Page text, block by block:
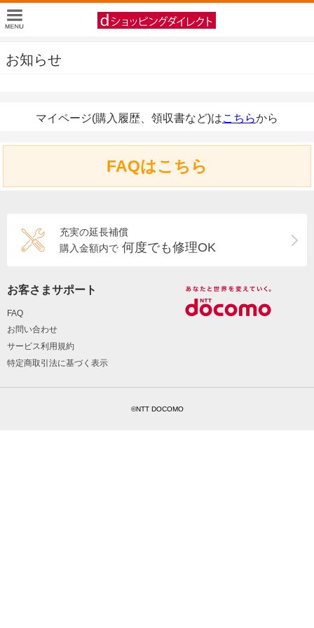
お知らせ
マイページ(購入履歴、領収書など)はこちらから
FAQはこちら
充実の延長補償
購入金額内で 何度でも修理OK
お客さまサポート
FAQ
お問い合わせ
サービス利用規約
特定商取引法に基づく表示
©NTT DOCOMO